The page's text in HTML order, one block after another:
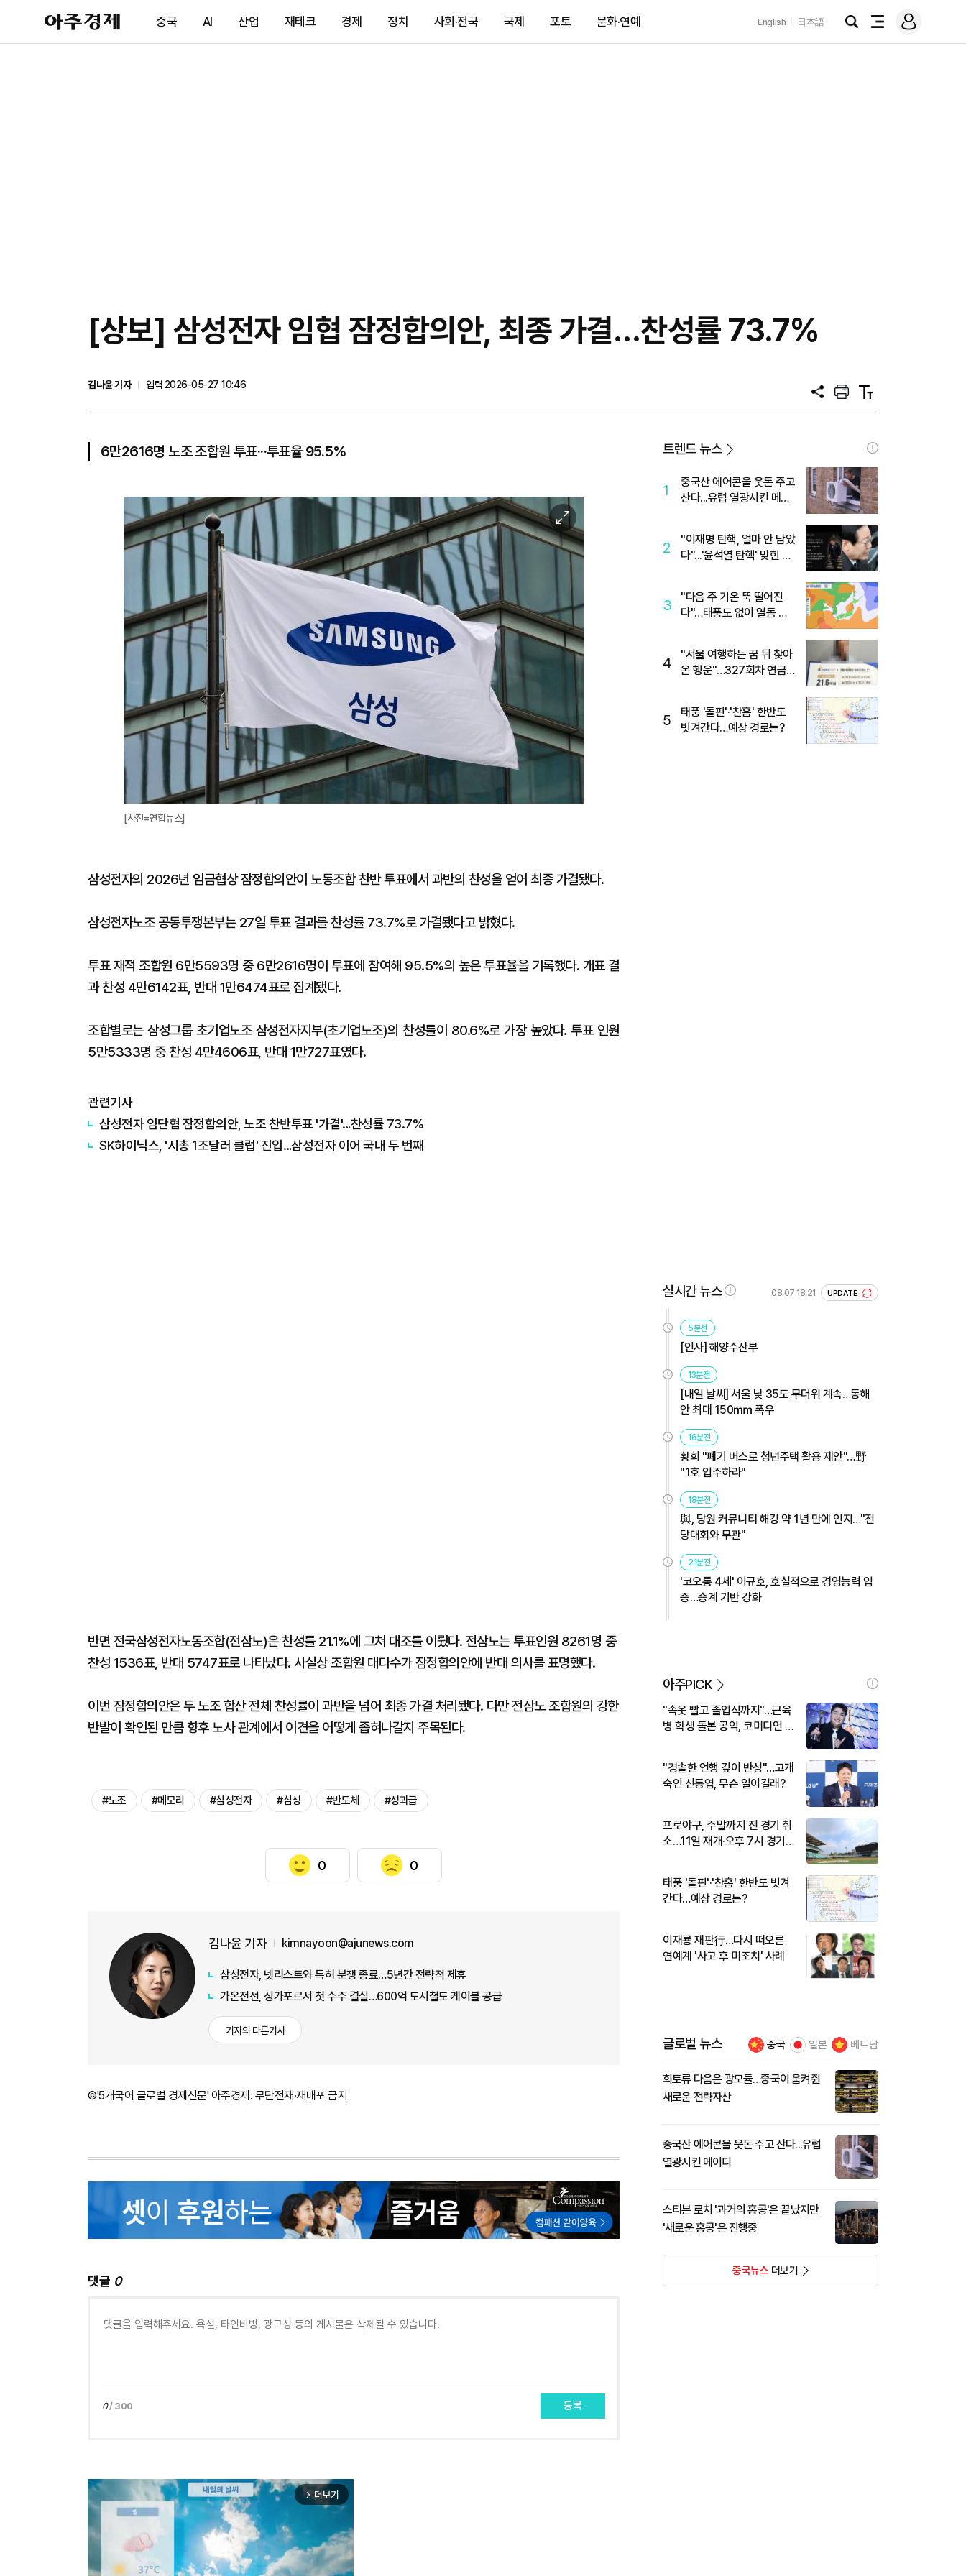
아
주
제
중국 AI 산업 재테크 경제 정치 사회·전국 국제 포토 문화·연예 English 日本語
검
전
메
그
[상보] 삼성전자 임협 잠정합의안, 최종 가결…찬성률 73.7%
김나윤 기자
입력 2026-05-27 10:46
공
프
트
텍
트
6만2616명 노조 조합원 투표···투표율 95.5%
이
미
[사진=연합뉴스]
삼성전자의 2026년 임금협상 잠정합의안이 노동조합 찬반 투표에서 과반의 찬성을 얻어 최종 가결됐다.
삼성전자노조 공동투쟁본부는 27일 투표 결과를 찬성률 73.7%로 가결됐다고 밝혔다.
투표 재적 조합원 6만5593명 중 6만2616명이 투표에 참여해 95.5%의 높은 투표율을 기록했다. 개표 결
과 찬성 4만6142표, 반대 1만6474표로 집계됐다.
조합별로는 삼성그룹 초기업노조 삼성전자지부(초기업노조)의 찬성률이 80.6%로 가장 높았다. 투표 인원
5만5333명 중 찬성 4만4606표, 반대 1만727표였다.
관련기사
삼성전자 임단협 잠정합의안, 노조 찬반투표 '가결'…찬성률 73.7%
SK하이닉스, '시총 1조달러 클럽' 진입…삼성전자 이어 국내 두 번째
반면 전국삼성전자노동조합(전삼노)은 찬성률 21.1%에 그쳐 대조를 이뤘다. 전삼노는 투표인원 8261명 중
찬성 1536표, 반대 5747표로 나타났다. 사실상 조합원 대다수가 잠정합의안에 반대 의사를 표명했다.
이번 잠정합의안은 두 노조 합산 전체 찬성률이 과반을 넘어 최종 가결 처리됐다. 다만 전삼노 조합원의 강한
반발이 확인된 만큼 향후 노사 관계에서 이견을 어떻게 좁혀나갈지 주목된다.
#노조 #메모리 #삼성전자 #삼성 #반도체 #성과급
0 0
김나윤 기자 kimnayoon@ajunews.com
삼성전자, 넷리스트와 특허 분쟁 종료…5년간 전략적 제휴
가온전선, 싱가포르서 첫 수주 결실…600억 도시철도 케이블 공급
기자의 다른기사
©'5개국어 글로벌 경제신문' 아주경제. 무단전재·재배포 금지
댓글 0
0/ 300 등록
arrow_forward_ios 더보기
트렌드 뉴스
1
중국산 에어콘을 웃돈 주고
산다...유럽 열광시킨 메이
2
"이재명 탄핵, 얼마 안 남았
다"...'윤석열 탄핵' 맞힌 무
3
"다음 주 기온 뚝 떨어진
다"…태풍도 없이 열돔 박
4
"서울 여행하는 꿈 뒤 찾아
온 행운"…327회차 연금
5
태풍 '돌핀'·'찬홈' 한반도
빗겨간다…예상 경로는?
실시간 뉴스 08.07 18:21 UPDATE
5분전
[인사] 해양수산부
13분전
[내일 날씨] 서울 낮 35도 무더위 계속…동해
안 최대 150㎜ 폭우
16분전
황희 "폐기 버스로 청년주택 활용 제안"…野
"1호 입주하라"
18분전
與, 당원 커뮤니티 해킹 약 1년 만에 인지…"전
당대회와 무관"
21분전
'코오롱 4세' 이규호, 호실적으로 경영능력 입
증…승계 기반 강화
아주PICK
"속옷 빨고 졸업식까지"…근육
병 학생 돌본 공익, 코미디언 김
"경솔한 언행 깊이 반성"…고개
숙인 신동엽, 무슨 일이길래?
프로야구, 주말까지 전 경기 취
소…11일 재개·오후 7시 경기
태풍 '돌핀'·'찬홈' 한반도 빗겨
간다…예상 경로는?
이재룡 재판行…다시 떠오른
연예계 '사고 후 미조치' 사례
글로벌 뉴스 중국 일본 베트남
희토류 다음은 광모듈…중국이 움켜쥔
새로운 전략자산
중국산 에어콘을 웃돈 주고 산다...유럽
열광시킨 메이디
스티븐 로치 '과거의 홍콩'은 끝났지만
'새로운 홍콩'은 진행중
중국뉴스더보기